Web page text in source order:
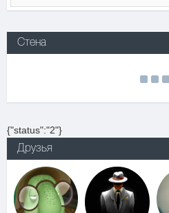
Стена
{"status":"2"}
Друзья